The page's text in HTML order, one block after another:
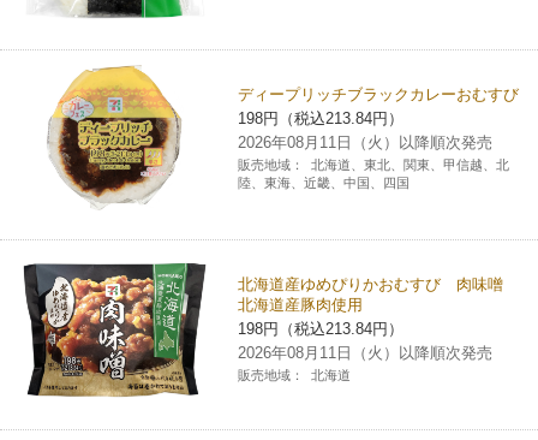
行政サービス
保険
オンラインフォトサービス
コインランドリー（店舗限定）
自転車シェアリング（店舗限定）
モバイルバッテリーシェアリング（店舗限定）
モバイルWi-Fiバッテリーシェアリング（店舗限定）
データで見るセブン‐イレブン
セブン‐イレブンの「商品力」
セブン-イレブンの歴史
報告書ライブラリー
한국어(서비스)
ภาษาไทย(บริการ)
ディープリッチブラックカレーおむすび
198円（税込213.84円）
2026年08月11日（火）以降順次発売
販売地域：
北海道、東北、関東、甲信越、北
陸、東海、近畿、中国、四国
北海道産ゆめぴりかおむすび 肉味噌
北海道産豚肉使用
198円（税込213.84円）
2026年08月11日（火）以降順次発売
販売地域： 北海道